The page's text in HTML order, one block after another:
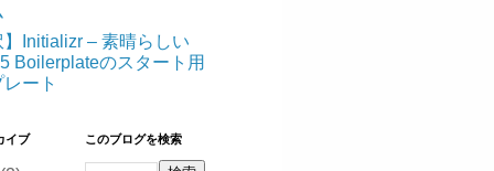
】Initializr – 素晴らしい
Boilerplateのスタート用
ート
イブ このブログを検索